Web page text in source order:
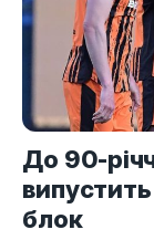
До 90-
блок